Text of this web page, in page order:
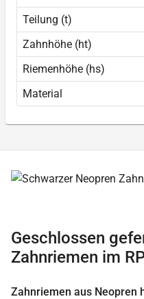
Teilung (t)
Zahnhöhe (ht)
Riemenhöhe (hs)
Material
Geschlossen
Zahnriemen im
Zahnriemen aus Neopren